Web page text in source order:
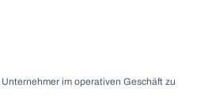
im operativen Geschäft zu